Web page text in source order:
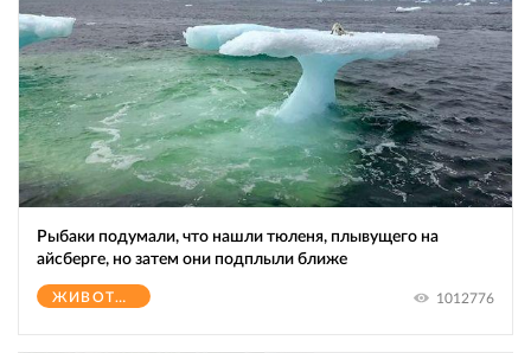
Рыбаки подумали, что нашли тюленя, плывущего на
айсберге, но затем они подплыли ближе
ЖИВОТНЫЕ 1012776